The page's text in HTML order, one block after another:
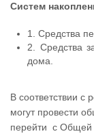
Систем
1. Средства
2. Средства
дома.
В соответствии с
могут провести
перейти с Общей